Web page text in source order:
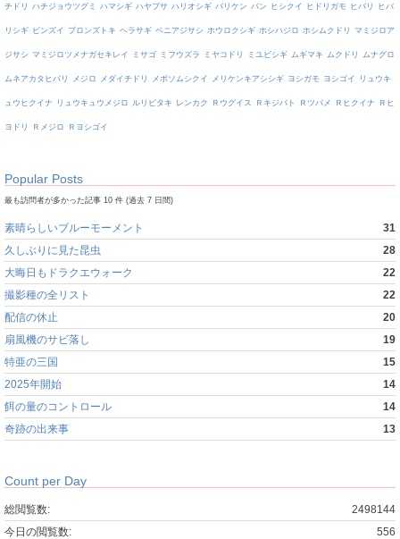
チドリ ハチジョウツグミ ハマシギ ハヤブサ ハリオシギ バリケン バン ヒシクイ ヒドリガモ ヒバリ ヒバ
リシギ ビンズイ ブロンズトキ ヘラサギ ベニアジサシ ホウロクシギ ホシハジロ ホシムクドリ マミジロア
ジサシ マミジロツメナガセキレイ ミサゴ ミフウズラ ミヤコドリ ミユビシギ ムギマキ ムクドリ ムナグロ
ムネアカタヒバリ メジロ メダイチドリ メボソムシクイ メリケンキアシシギ ヨシガモ ヨシゴイ リュウキ
ュウヒクイナ リュウキュウメジロ ルリビタキ レンカク Ｒウグイス Ｒキジバト Ｒツバメ Ｒヒクイナ Ｒヒ
ヨドリ Ｒメジロ Ｒヨシゴイ
Popular Posts
最も訪問者が多かった記事 10 件 (過去 7 日間)
素晴らしいブルーモーメント
31
久しぶりに見た昆虫
28
大晦日もドラクエウォーク
22
撮影種の全リスト
22
配信の休止
20
扇風機のサビ落し
19
特亜の三国
15
2025年開始
14
餌の量のコントロール
14
奇跡の出来事
13
Count per Day
2498144
総閲覧数:
556
今日の閲覧数: